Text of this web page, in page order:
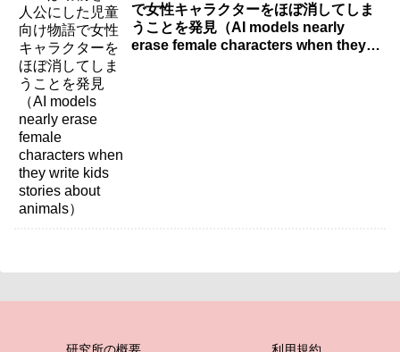
で女性キャラクターをほぼ消してしま
うことを発見（AI models nearly
erase female characters when they